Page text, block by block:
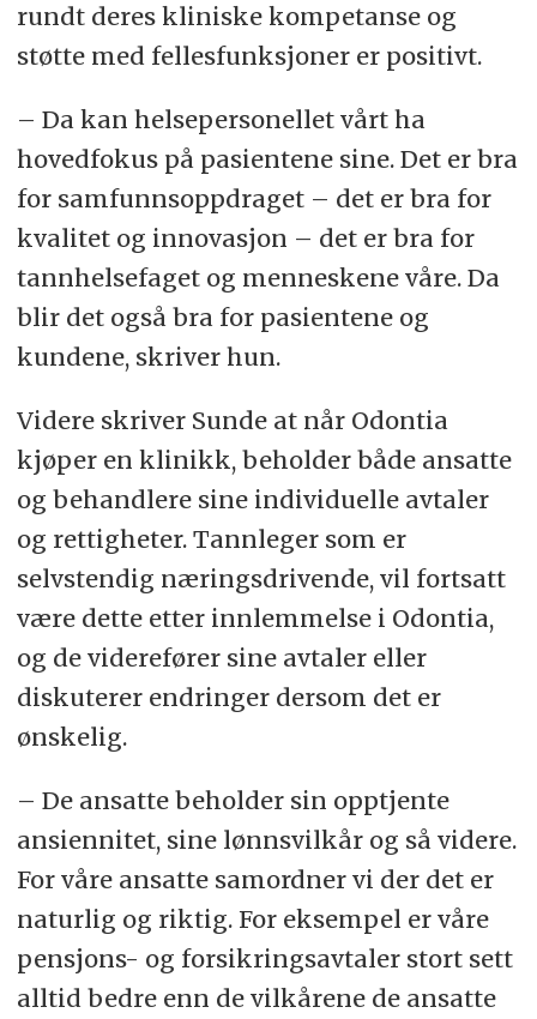
rundt deres kliniske kompetanse og
støtte med fellesfunksjoner er positivt.
– Da kan helsepersonellet vårt ha
hovedfokus på pasientene sine. Det er bra
for samfunnsoppdraget – det er bra for
kvalitet og innovasjon – det er bra for
tannhelsefaget og menneskene våre. Da
blir det også bra for pasientene og
kundene, skriver hun.
Videre skriver Sunde at når Odontia
kjøper en klinikk, beholder både ansatte
og behandlere sine individuelle avtaler
og rettigheter. Tannleger som er
selvstendig næringsdrivende, vil fortsatt
være dette etter innlemmelse i Odontia,
og de viderefører sine avtaler eller
diskuterer endringer dersom det er
ønskelig.
– De ansatte beholder sin opptjente
ansiennitet, sine lønnsvilkår og så videre.
For våre ansatte samordner vi der det er
naturlig og riktig. For eksempel er våre
pensjons- og forsikringsavtaler stort sett
alltid bedre enn de vilkårene de ansatte